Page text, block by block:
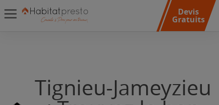
Devis
Gratuits
Tignieu-Jameyzieu